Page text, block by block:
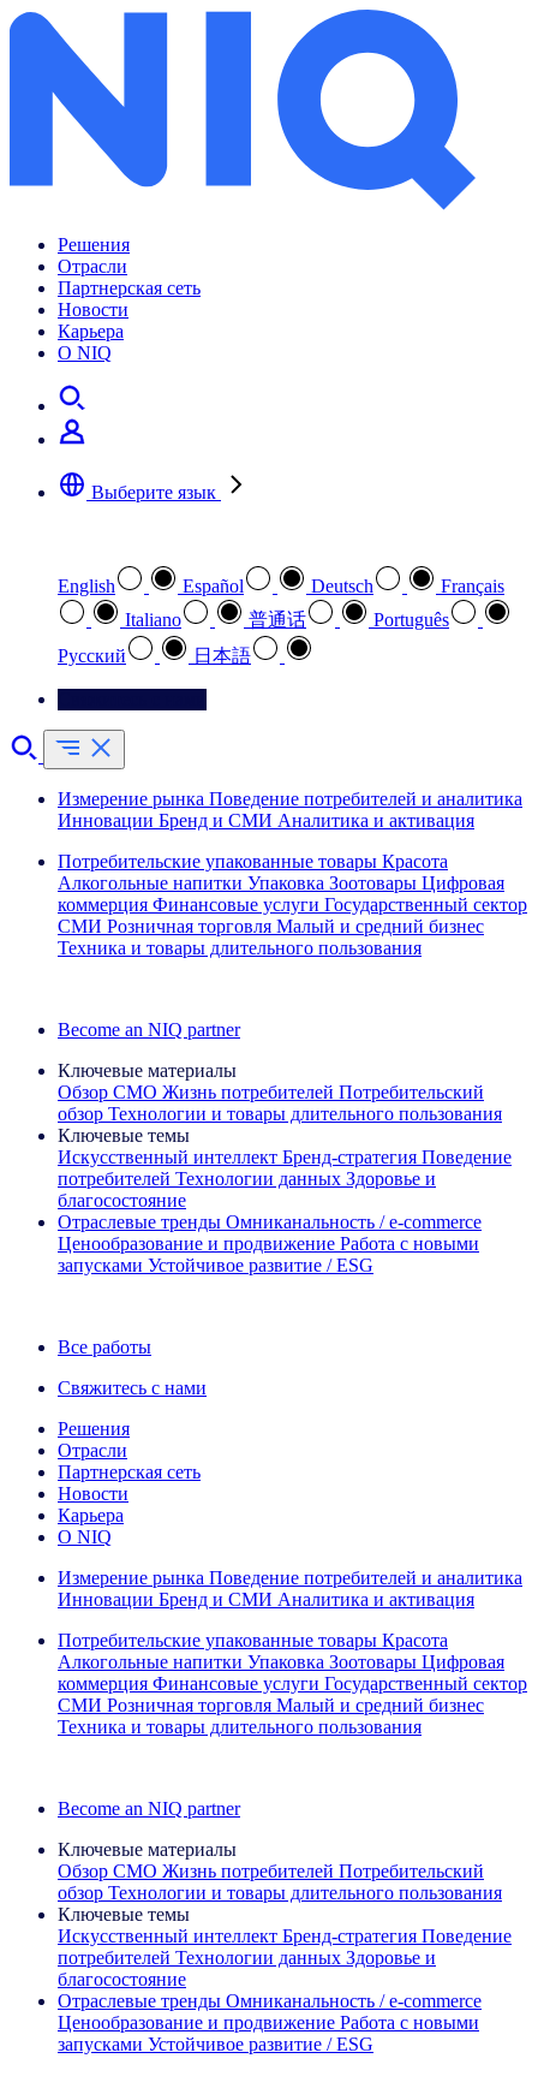
Решения
Отрасли
Партнерская сеть
Новости
Карьера
О NIQ
Выберите язык
English Español Deutsch
Français
Italiano
普通话
Português
Pусский
日本語
Измерение рынка Поведение потребителей и аналитика
Инновации Бренд и СМИ Аналитика и активация
Потребительские упакованные товары Красота
Алкогольные напитки Упаковка Зоотовары Цифровая
коммерция Финансовые услуги Государственный сектор
СМИ Розничная торговля Малый и средний бизнес
Техника и товары длительного пользования
Become an NIQ partner
Ключевые материалы
Обзор CMO Жизнь потребителей Потребительский
обзор Технологии и товары длительного пользования
Ключевые темы
Искусственный интеллект Бренд‑стратегия Поведение
потребителей Технологии данных Здоровье и
благосостояние
Отраслевые тренды Омниканальность / e‑commerce
Ценообразование и продвижение Работа с новыми
запусками Устойчивое развитие / ESG
Все работы
Свяжитесь с нами
Решения
Отрасли
Партнерская сеть
Новости
Карьера
О NIQ
Измерение рынка Поведение потребителей и аналитика
Инновации Бренд и СМИ Аналитика и активация
Потребительские упакованные товары Красота
Алкогольные напитки Упаковка Зоотовары Цифровая
коммерция Финансовые услуги Государственный сектор
СМИ Розничная торговля Малый и средний бизнес
Техника и товары длительного пользования
Become an NIQ partner
Ключевые материалы
Обзор CMO Жизнь потребителей Потребительский
обзор Технологии и товары длительного пользования
Ключевые темы
Искусственный интеллект Бренд‑стратегия Поведение
потребителей Технологии данных Здоровье и
благосостояние
Отраслевые тренды Омниканальность / e‑commerce
Ценообразование и продвижение Работа с новыми
запусками Устойчивое развитие / ESG